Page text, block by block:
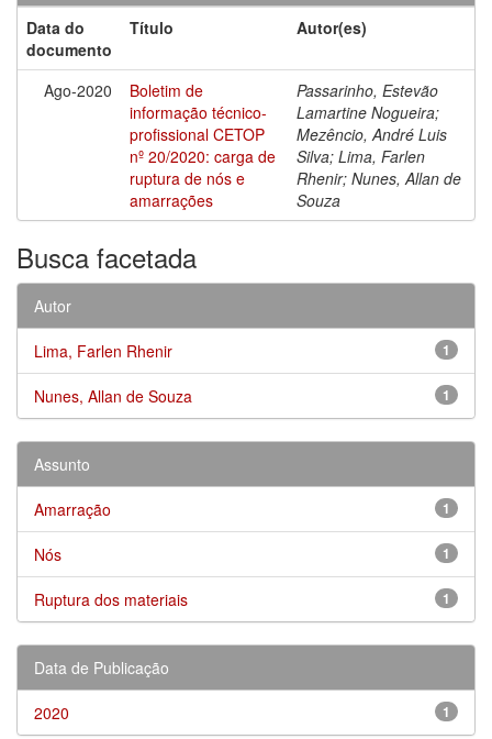
Data do
documento
Título Autor(es)
Ago-2020
Boletim de
informação técnico-
profissional CETOP
nº 20/2020: carga de
ruptura de nós e
amarrações
Passarinho, Estevão
Lamartine Nogueira;
Mezêncio, André Luis
Silva; Lima, Farlen
Rhenir; Nunes, Allan de
Souza
Busca facetada
Autor
1
Lima, Farlen Rhenir
1
Nunes, Allan de Souza
Assunto
1
Amarração
1
Nós
1
Ruptura dos materiais
Data de Publicação
1
2020